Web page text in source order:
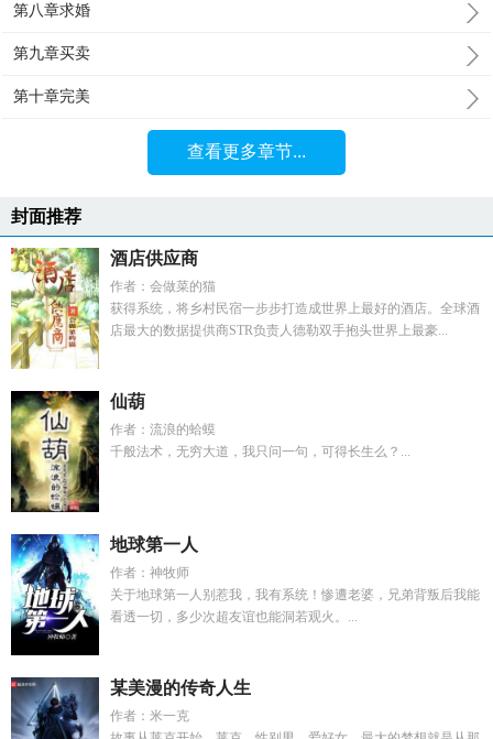
第八章求婚
第九章买卖
第十章完美
查看更多章节...
封面推荐
酒店供应商
作者：会做菜的猫
获得系统，将乡村民宿一步步打造成世界上最好的酒店。全球酒
店最大的数据提供商STR负责人德勒双手抱头世界上最豪...
仙葫
作者：流浪的蛤蟆
千般法术，无穷大道，我只问一句，可得长生么？...
地球第一人
作者：神牧师
关于地球第一人别惹我，我有系统！惨遭老婆，兄弟背叛后我能
看透一切，多少次超友谊也能洞若观火。...
某美漫的传奇人生
作者：米一克